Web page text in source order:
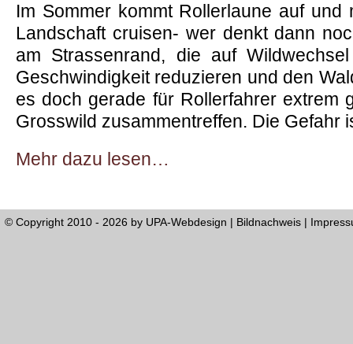
Im Sommer kommt Rollerlaune auf und
Landschaft cruisen- wer denkt dann
am Strassenrand, die auf
Geschwindigkeit reduzieren und den
es doch gerade für Rollerfahrer extrem
Grosswild zusammentreffen. Die Gefahr
Mehr dazu lesen…
© Copyright 2010 - 2026 by UPA-Webdesign | Bildnachweis |